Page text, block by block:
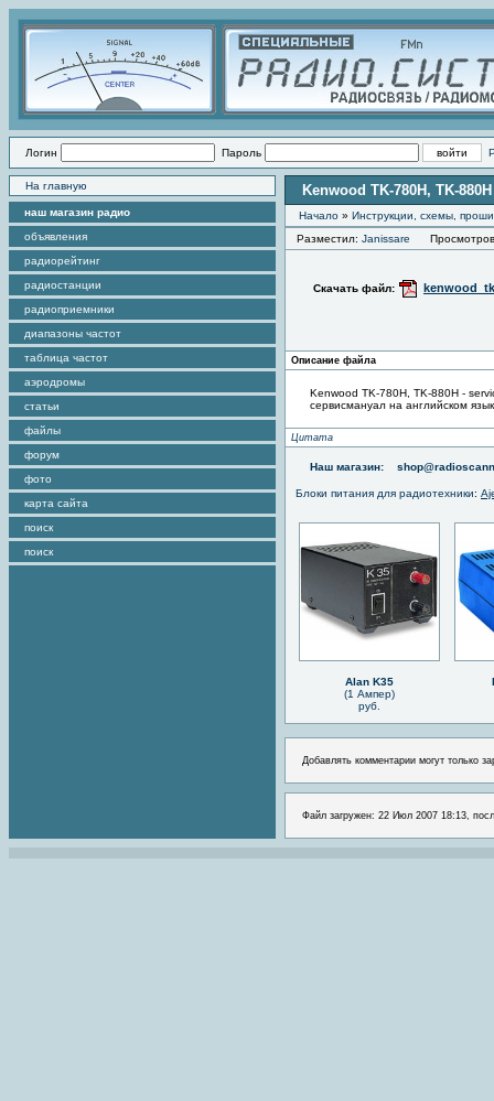
Логин Пароль
На главную
наш магазин радио
объявления
радиорейтинг
радиостанции
радиоприемники
диапазоны частот
таблица частот
аэродромы
статьи
файлы
форум
фото
карта сайта
поиск
поиск
Kenwood TK-780H, TK-
Начало » Инструкции, схемы,
Разместил: Janissare Просмотров
Скачать файл:
Описание файла
Kenwood TK-780H, TK-880H -
сервисмануал на английском
Цитата
Наш магазин:
Блоки питания для радиотехники:
Alan K35
(1 Ампер)
руб.
Добавлять комментарии могут только
Файл загружен: 22 Июл 2007 18:13,